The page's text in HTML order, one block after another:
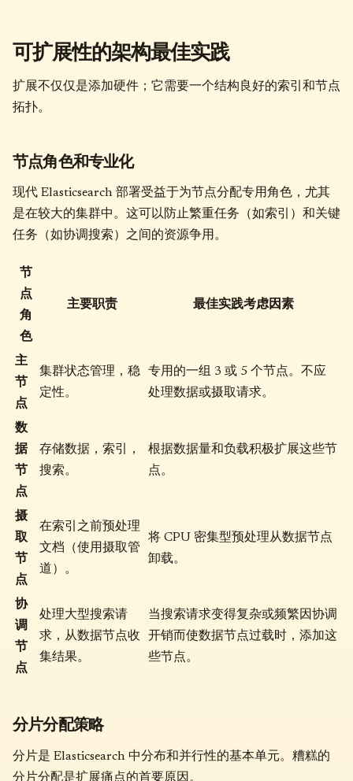
可扩展性的架构最佳实践
扩展不仅仅是添加硬件；它需要一个结构良好的索引和节点
拓扑。
节点角色和专业化
现代 Elasticsearch 部署受益于为节点分配专用角色，尤其
是在较大的集群中。这可以防止繁重任务（如索引）和关键
任务（如协调搜索）之间的资源争用。
节
点
角
色
主要职责 最佳实践考虑因素
主
节
点
集群状态管理，稳
定性。
专用的一组 3 或 5 个节点。不应
处理数据或摄取请求。
数
据
节
点
存储数据，索引，
搜索。
根据数据量和负载积极扩展这些节
点。
摄
取
节
点
在索引之前预处理
文档（使用摄取管
道）。
将 CPU 密集型预处理从数据节点
卸载。
协
调
节
点
处理大型搜索请
求，从数据节点收
集结果。
当搜索请求变得复杂或频繁因协调
开销而使数据节点过载时，添加这
些节点。
分片分配策略
分片是 Elasticsearch 中分布和并行性的基本单元。糟糕的
分片分配是扩展痛点的首要原因。